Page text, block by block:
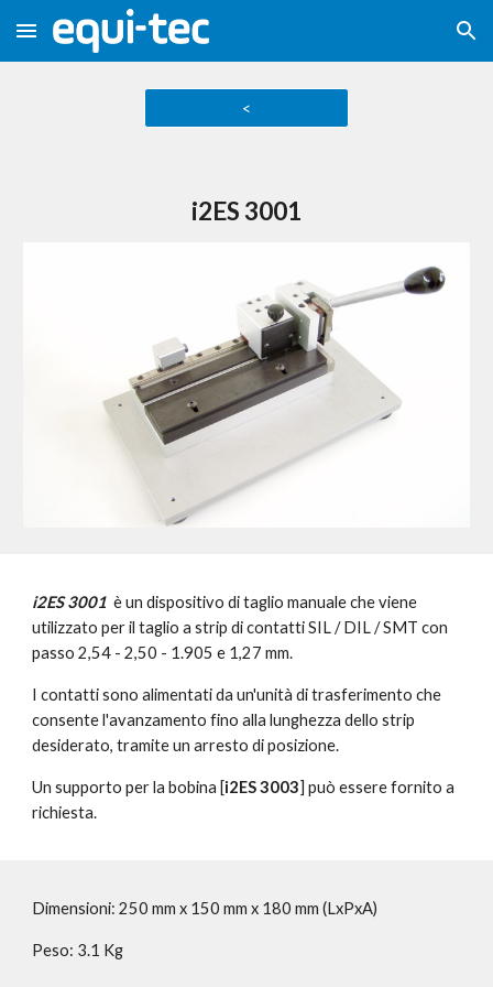
Skip to main content Skip to navigation
<
i2ES 3001
i2ES 3001 è un dispositivo di taglio manuale che viene
utilizzato per il taglio a strip di contatti SIL / DIL / SMT con
passo 2,54 - 2,50 - 1.905 e 1,27 mm.
I contatti sono alimentati da un'unità di trasferimento che
consente l'avanzamento fino alla lunghezza dello strip
desiderato, tramite un arresto di posizione.
Un supporto per la bobina [i2ES 3003] può essere fornito a
richiesta.
Dimensioni: 250 mm x 150 mm x 180 mm (LxPxA)
Peso: 3.1 Kg